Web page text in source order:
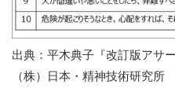
出典：平木典子『改訂版アサ
（株）日本・精神技術研究所